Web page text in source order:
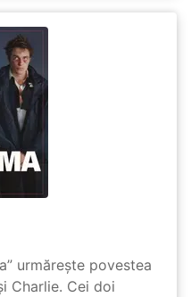
urmărește povestea
Charlie. Cei doi